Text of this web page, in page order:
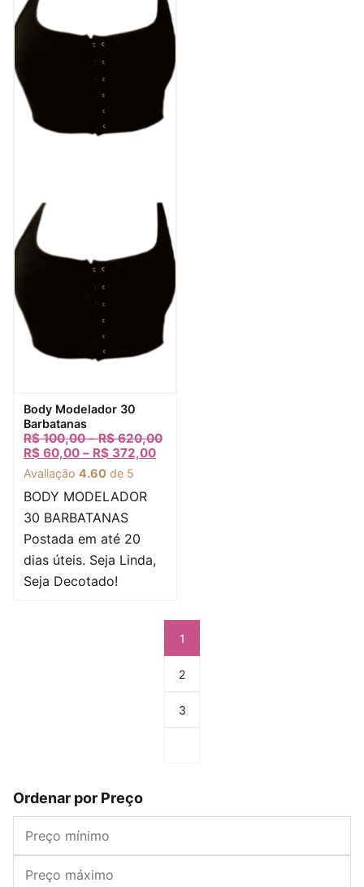
-84% Visualização rápida
Body Modelador 30
Barbatanas
R$100,00–R$620,00
R$ 60,00 – R$ 372,00
Avaliação 4.60 de 5
BODY MODELADOR
30 BARBATANAS
Postada em até 20
dias úteis. Seja Linda,
Seja Decotado!
1
2
3
Ordenar por Preço